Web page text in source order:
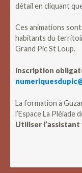
détail en cliquant
Ces animations
habitants du
Grand Pic St Loup.
Inscription
La formation à
l’Espace La
Utiliser